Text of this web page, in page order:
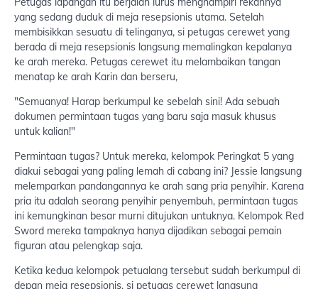
yang sedang duduk di meja resepsionis utama. Setelah
membisikkan sesuatu di telinganya, si petugas cerewet yang
berada di meja resepsionis langsung memalingkan kepalanya
ke arah mereka. Petugas cerewet itu melambaikan tangan
menatap ke arah Karin dan berseru,
"Semuanya! Harap berkumpul ke sebelah sini! Ada sebuah
dokumen permintaan tugas yang baru saja masuk khusus
untuk kalian!"
Permintaan tugas? Untuk mereka, kelompok Peringkat 5 yang
diakui sebagai yang paling lemah di cabang ini? Jessie langsung
melemparkan pandangannya ke arah sang pria penyihir. Karena
pria itu adalah seorang penyihir penyembuh, permintaan tugas
ini kemungkinan besar murni ditujukan untuknya. Kelompok Red
Sword mereka tampaknya hanya dijadikan sebagai pemain
figuran atau pelengkap saja.
Ketika kedua kelompok petualang tersebut sudah berkumpul di
depan meja resepsionis, si petugas cerewet langsung